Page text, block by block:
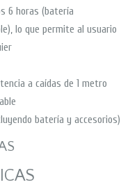
6 horas (batería
lo que permite al usuario
a caídas de 1 metro
batería y accesorios)